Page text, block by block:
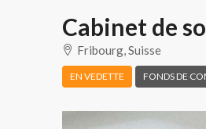
Cabinet de
Fribourg, Suisse
EN VEDETTE FONDS DE